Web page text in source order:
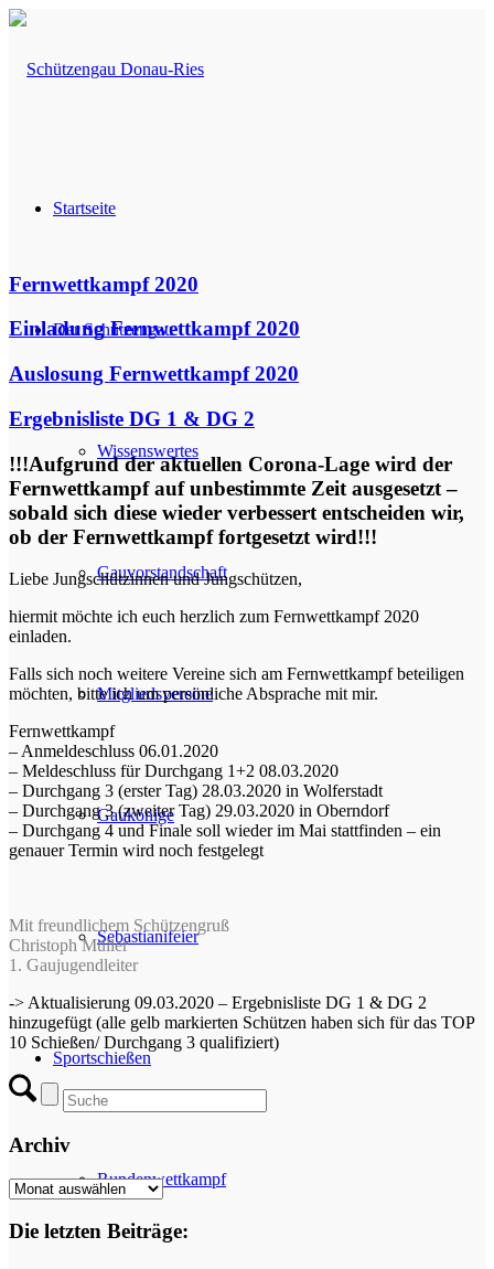
Startseite
Der Schützengau
Wissenswertes
Gauvorstandschaft
Mitgliedsvereine
Gaukönige
Sebastianifeier
Sportschießen
Rundenwettkampf
Fernwettkampf 2020
Einladung Fernwettkampf 2020
Auslosung Fernwettkampf 2020
Ergebnisliste DG 1 & DG 2
!!!Aufgrund der aktuellen Corona-Lage wird der
Fernwettkampf auf unbestimmte Zeit ausgesetzt –
sobald sich diese wieder verbessert entscheiden wir,
ob der Fernwettkampf fortgesetzt wird!!!
Liebe Jungschützinnen und Jungschützen,
hiermit möchte ich euch herzlich zum Fernwettkampf 2020
einladen.
Falls sich noch weitere Vereine sich am Fernwettkampf beteiligen
möchten, bitte ich um persönliche Absprache mit mir.
Fernwettkampf
– Anmeldeschluss 06.01.2020
– Meldeschluss für Durchgang 1+2 08.03.2020
– Durchgang 3 (erster Tag) 28.03.2020 in Wolferstadt
– Durchgang 3 (zweiter Tag) 29.03.2020 in Oberndorf
– Durchgang 4 und Finale soll wieder im Mai stattfinden – ein
genauer Termin wird noch festgelegt
Mit freundlichem Schützengruß
Christoph Müller
1. Gaujugendleiter
-> Aktualisierung 09.03.2020 – Ergebnisliste DG 1 & DG 2
hinzugefügt (alle gelb markierten Schützen haben sich für das TOP
10 Schießen/ Durchgang 3 qualifiziert)
Archiv
Archiv
Die letzten Beiträge: